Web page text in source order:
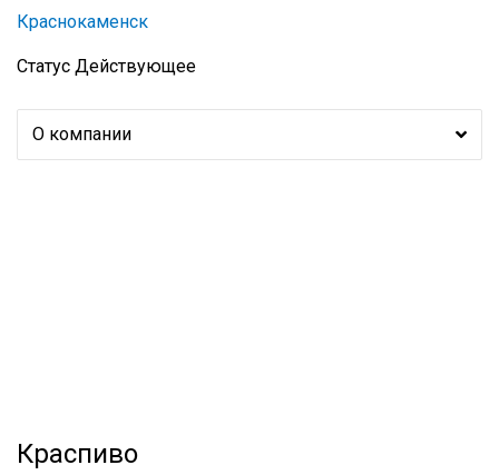
Краснокаменск
Статус Действующее
О компании
Краспиво